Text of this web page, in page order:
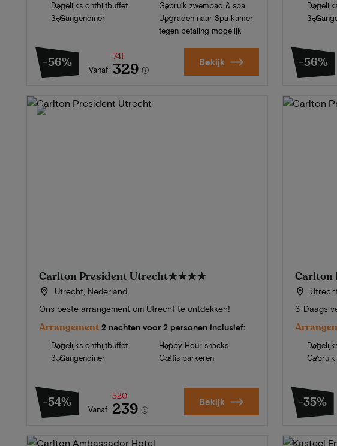
Dagelijks ontbijtbuffet
3-Gangendiner
Gebruik zwembad & spa
Upgraden naar Spa kamer
tegen betaling mogelijk
-56% Vanaf
741
329 Bekijk
3-
-56%
Carlton President Utrecht★★★★
Utrecht, Nederland
Ons beste arrangement om Utrecht te ontdekken!
Arrangement 2 nachten voor 2 personen inclusief:
Dagelijks ontbijtbuffet
3-Gangendiner
Happy Hour snacks
Gratis parkeren
-54% Vanaf
520
239 Bekijk
Carlton
3-Daags
Gebruik
-35%